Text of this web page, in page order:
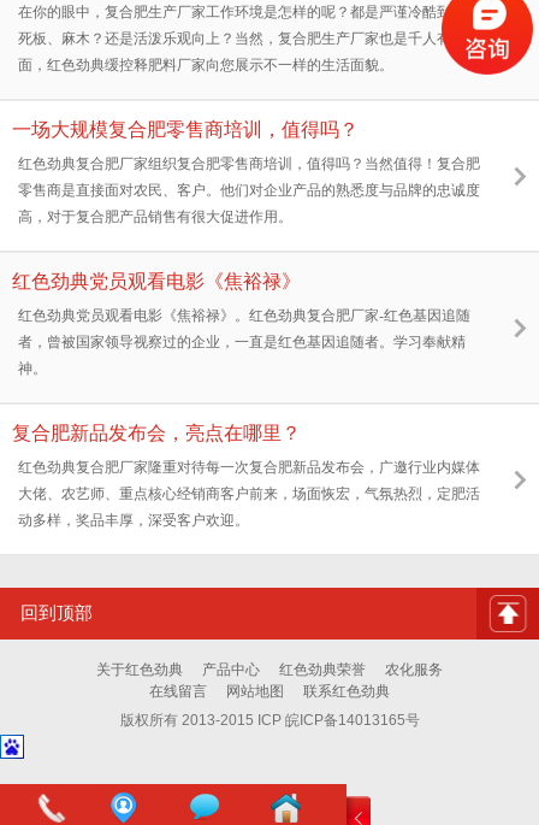
在你的眼中，复合肥生产厂家工作环境是怎样的呢？都是严谨冷酷到底？
死板、麻木？还是活泼乐观向上？当然，复合肥生产厂家也是千人有千
面，红色劲典缓控释肥料厂家向您展示不一样的生活面貌。
一场大规模复合肥零售商培训，值得吗？
红色劲典复合肥厂家组织复合肥零售商培训，值得吗？当然值得！复合肥
零售商是直接面对农民、客户。他们对企业产品的熟悉度与品牌的忠诚度
高，对于复合肥产品销售有很大促进作用。
红色劲典党员观看电影《焦裕禄》
红色劲典党员观看电影《焦裕禄》。红色劲典复合肥厂家-红色基因追随
者，曾被国家领导视察过的企业，一直是红色基因追随者。学习奉献精
神。
复合肥新品发布会，亮点在哪里？
红色劲典复合肥厂家隆重对待每一次复合肥新品发布会，广邀行业内媒体
大佬、农艺师、重点核心经销商客户前来，场面恢宏，气氛热烈，定肥活
动多样，奖品丰厚，深受客户欢迎。
回到顶部
关于红色劲典 产品中心 红色劲典荣誉
农化服务
在线留言
网站地图
联系红色劲典
版权所有 2013-2015 ICP 皖ICP备14013165号